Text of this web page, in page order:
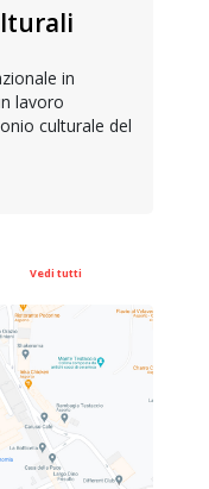
in
lavoro
culturale del
Vedi tutti